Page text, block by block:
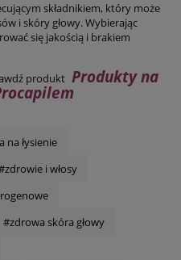
składnikiem, który może
i skóry głowy. Wybierając
się jakością i brakiem
produkt Produkty na
na łysienie
i włosy
#zdrowa skóra głowy